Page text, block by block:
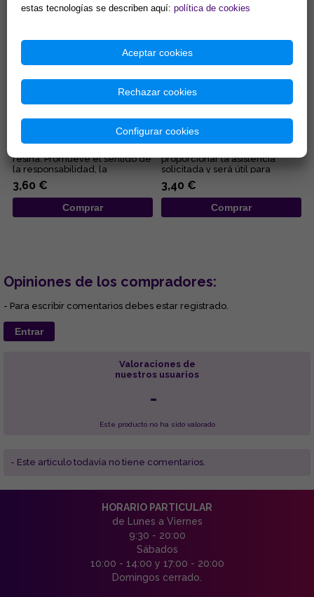
(SOBRE 50 GR APROX CON
resina. Promueve el sentido de
la responsabilidad, la
perseverancia y la lealtad. ...
3,60 €
Comprar
proporcionar la asistencia
solicitada y será útil para
resolver sus problemas e...
3,40 €
Comprar
Opiniones de los compradores:
- Para escribir comentarios debes estar registrado.
Entrar
Valoraciones de
nuestros usuarios
-
Este producto no ha sido valorado
- Este articulo todavía no tiene comentarios.
HORARIO PARTICULAR
de Lunes a Viernes
9:30 - 20:00
Sábados
10:00 - 14:00 y 17:00 - 20:00
Domingos cerrado.
estas tecnologías se describen aquí: política de cookies
Aceptar cookies
Rechazar cookies
Configurar cookies